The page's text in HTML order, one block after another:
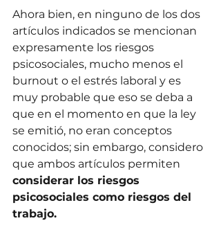
Ahora bien, en ninguno de los dos
artículos indicados se mencionan
expresamente los riesgos
psicosociales, mucho menos el
burnout o el estrés laboral y es
muy probable que eso se deba a
que en el momento en que la ley
se emitió, no eran conceptos
conocidos; sin embargo, considero
que ambos artículos permiten
considerar los riesgos
psicosociales como riesgos del
trabajo.